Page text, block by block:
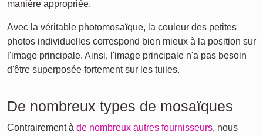
manière appropriée.
Avec la véritable photomosaïque, la couleur des petites
photos individuelles correspond bien mieux à la position sur
l'image principale. Ainsi, l'image principale n'a pas besoin
d'être superposée fortement sur les tuiles.
De nombreux types de mosaïques
Contrairement à de nombreux autres fournisseurs, nous